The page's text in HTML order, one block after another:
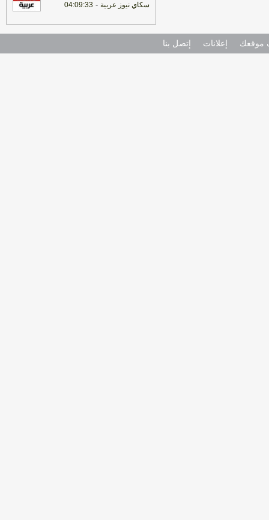
سكاي نيوز عربية -
04:09:33
موقعك إعلانات إتصل بنا